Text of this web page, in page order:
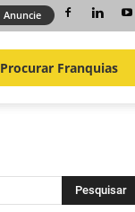
Anuncie
Procurar Franquias